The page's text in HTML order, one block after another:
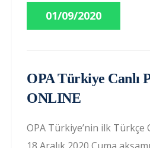
01/09/2020
OPA Türkiye Canlı
ONLINE
OPA Türkiye’nin ilk Türkçe